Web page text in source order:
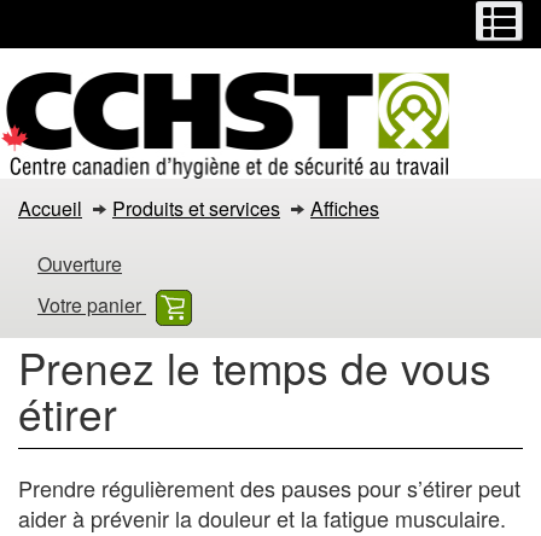
contenu
principal
la
version
HTML
simplifiée
Prenez
temps
de
vous
étirer
Accueil Produits et services
Affiches
Ouverture
Votre panier
Prenez le temps de vous
étirer
Prendre régulièrement des pauses pour s’étirer peut
aider à prévenir la douleur et la fatigue musculaire.